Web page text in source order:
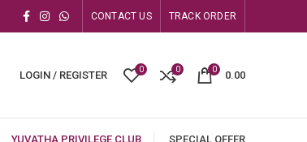
CONTACT US TRACK ORDER
LOGIN / REGISTER 0 0 0 0.00
YUVATHA PRIVILEGE CLUB SPECIAL OFFER